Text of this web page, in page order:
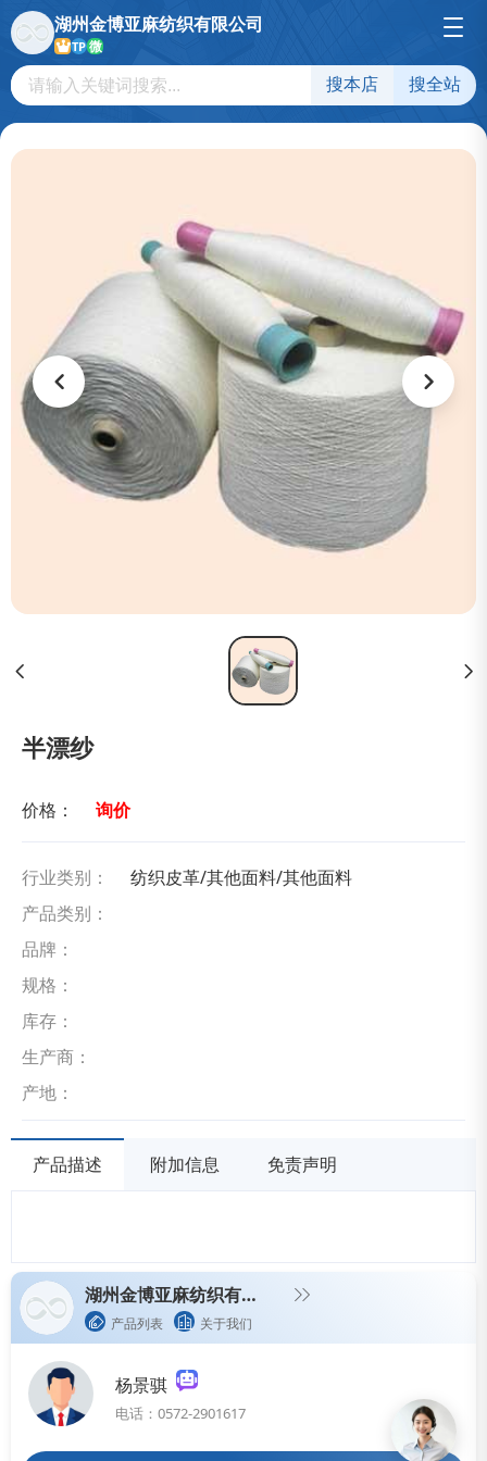
湖州金博亚麻纺织有限公司
TP微
搜本店 搜全站
半漂纱
价格： 询价
行业类别：
纺织皮革/其他面料/其他面料
产品类别：
品牌：
规格：
库存：
生产商：
产地：
产品描述 附加信息 免责声明
湖州金博亚麻纺织有限公司
产品列表 关于我们
杨景骐
电话：0572-2901617